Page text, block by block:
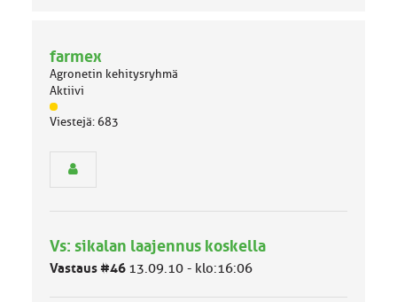
farmex
Agronetin kehitysryhmä
Aktiivi
J
ä
m
ä
Viestejä: 683
Vs: sikalan laajennus koskella
Vastaus #46 13.09.10 - klo:16:06